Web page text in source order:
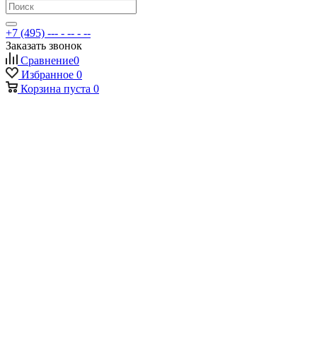
+7 (495) --- - -- - --
Заказать звонок
Сравнение0
Избранное 0
Корзина пуста 0